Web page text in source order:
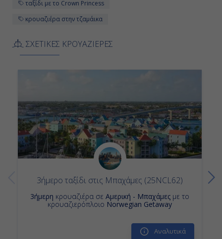
ταξίδι με το Crown Princess
κρουαζιέρα στην τζαμάικα
ΣΧΕΤΙΚΕΣ ΚΡΟΥΑΖΙΕΡΕΣ
3ήμερο ταξίδι στις Μπαχάμες (25NCL62)
3ήμερη κρουαζιέρα σε Αμερική - Μπαχάμες με το
κρουαζιερόπλοιο Norwegian Getaway
Αναλυτικά